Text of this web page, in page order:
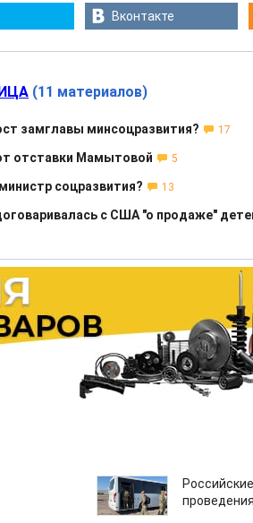
Вконтакте
(11 материалов)
замглавы минсоцразвития? 17
отставки Мамытовой 5
соцразвития? 13
с США "о продаже"